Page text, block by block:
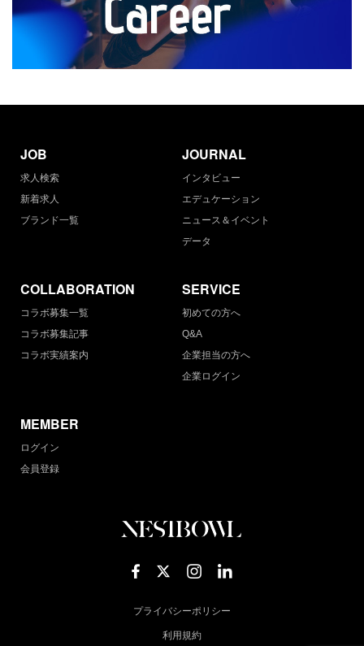
JOB
求人検索
新着求人
ブランド一覧
JOURNAL
インタビュー
エデュケーション
ニュース＆イベント
データ
COLLABORATION
コラボ募集一覧
コラボ募集記事
コラボ実績案内
SERVICE
初めての方へ
Q&A
企業担当の方へ
企業ログイン
MEMBER
ログイン
会員登録
プライバシーポリシー
利用規約